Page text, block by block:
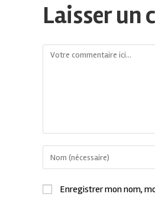
Laisser un
Enregistrer mon nom,